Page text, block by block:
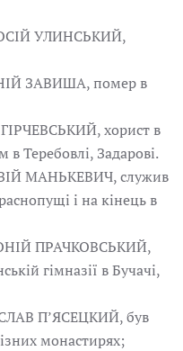
УЛИНСЬКИЙ,
ЗАВИША, помер в
хорист в
в Теребовлі, Задарові.
МАНЬКЕВИЧ, служив
і на кінець в
ПРАЧКОВСЬКИЙ,
гімназії в Бучачі,
П’ЯСЕЦКИЙ, був
монастирях;